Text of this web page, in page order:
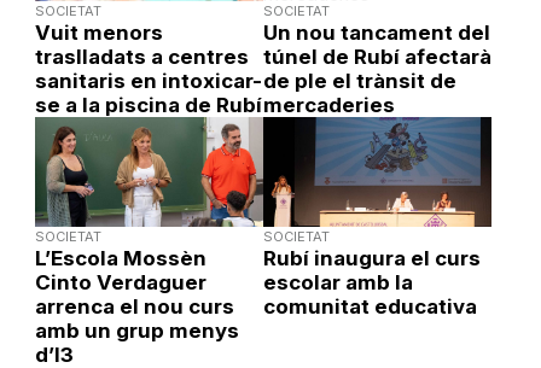
SOCIETAT
Vuit menors
traslladats a centres
sanitaris en intoxicar-
se a la piscina de Rubí
SOCIETAT
Un nou tancament del
túnel de Rubí afectarà
de ple el trànsit de
mercaderies
SOCIETAT
L’Escola Mossèn
Cinto Verdaguer
arrenca el nou curs
amb un grup menys
d’I3
SOCIETAT
Rubí inaugura el curs
escolar amb la
comunitat educativa